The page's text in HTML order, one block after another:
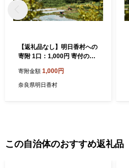
【返礼品なし】明日香村への
寄附 1口：1,000円 寄付のみ
寄附金額 1,000円
奈良県明日香村
この自治体のおすすめ返礼品